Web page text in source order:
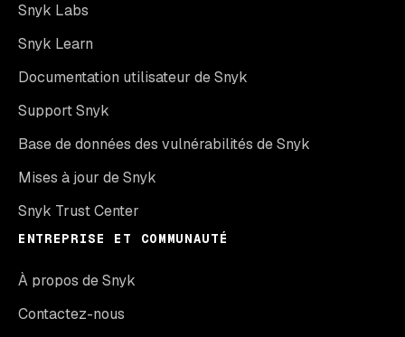
Snyk Labs
Snyk Learn
Documentation utilisateur de Snyk
Support Snyk
Base de données des vulnérabilités de Snyk
Mises à jour de Snyk
Snyk Trust Center
ENTREPRISE ET COMMUNAUTÉ
À propos de Snyk
Contactez-nous